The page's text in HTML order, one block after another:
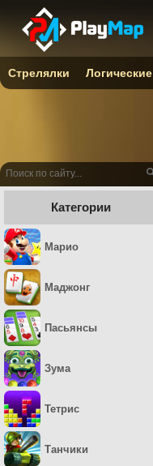
Категории
Марио
Маджонг
Пасьянсы
Зума
Тетрис
Танчики
Стрелялки Логические